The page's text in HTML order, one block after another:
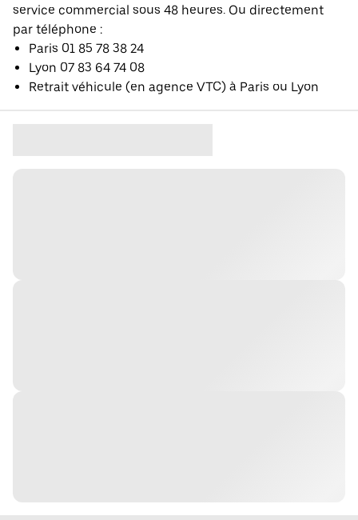
service commercial sous 48 heures. Ou directement
par téléphone :
Paris 01 85 78 38 24
Lyon 07 83 64 74 08
Retrait véhicule (en agence VTC) à Paris ou Lyon